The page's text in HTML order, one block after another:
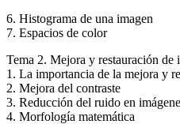
6. Histograma de una imagen
7. Espacios de color
Tema 2. Mejora y restauración de
1. La importancia de la mejora y
2. Mejora del contraste
3. Reducción del ruido en
4. Morfología matemática